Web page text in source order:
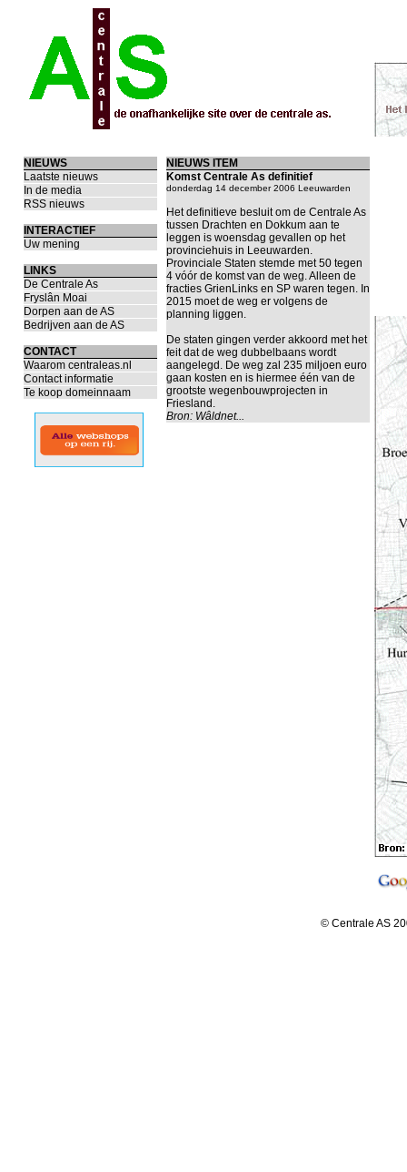
NIEUWS
Laatste nieuws
In de media
RSS nieuws
INTERACTIEF
Uw mening
LINKS
De Centrale As
Fryslân Moai
Dorpen aan de AS
Bedrijven aan de AS
CONTACT
Waarom centraleas.nl
Contact informatie
Te koop domeinnaam
NIEUWS ITEM
Komst Centrale As definitief
donderdag 14 december 2006 Leeuwarden
Het definitieve besluit om de Centrale As
tussen Drachten en Dokkum aan te
leggen is woensdag gevallen op het
provinciehuis in Leeuwarden.
Provinciale Staten stemde met 50 tegen
4 vóór de komst van de weg. Alleen de
fracties GrienLinks en SP waren tegen. In
2015 moet de weg er volgens de
planning liggen.
De staten gingen verder akkoord met het
feit dat de weg dubbelbaans wordt
aangelegd. De weg zal 235 miljoen euro
gaan kosten en is hiermee één van de
grootste wegenbouwprojecten in
Friesland.
Bron: Wâldnet...
© Centrale AS